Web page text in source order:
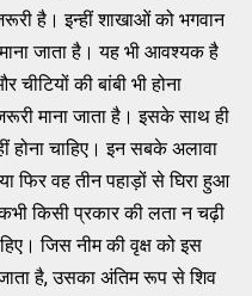
है। इन्हीं शाखाओं को भगवान
जाता है। यह भी आवश्यक है
की बांबी भी होना
माना जाता है। इसके साथ ही
होना चाहिए। इन सबके अलावा
फिर वह तीन पहाड़ों से घिरा हुआ
किसी प्रकार की लता न चढ़ी
जिस नीम की वृक्ष को इस
है, उसका अंतिम रूप से शिव